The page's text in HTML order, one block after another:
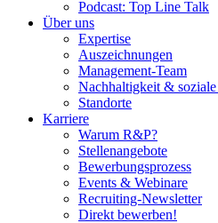
Podcast: Top Line Talk
Über uns
Expertise
Auszeichnungen
Management-Team
Nachhaltigkeit &
Standorte
Karriere
Warum R&P?
Stellenangebote
Bewerbungsprozess
Events & Webinare
Recruiting-Newsletter
Direkt bewerben!